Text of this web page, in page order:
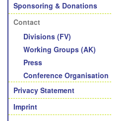
Sponsoring & Donations
Contact
Divisions (FV)
Working Groups (AK)
Press
Conference Organisation
Privacy Statement
Imprint